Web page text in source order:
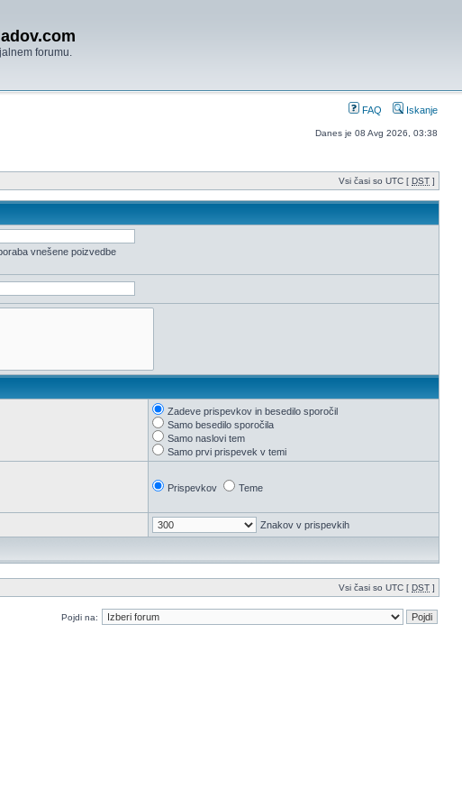
forumu.
FAQ Iskanje
Danes je 08 Avg 2026, 03:38
Vsi časi so UTC [ DST ]
vnešene poizvedbe
Zadeve prispevkov in besedilo sporočil
Samo besedilo sporočila
Samo naslovi tem
Samo prvi prispevek v temi
Prispevkov Teme
Znakov v prispevkih
Vsi časi so UTC [ DST ]
Pojdi na: